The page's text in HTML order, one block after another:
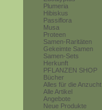
Plumeria
Hibiskus
Passiflora
Musa
Proteen
Samen-Raritäten
Gekeimte Samen
Samen-Sets
Herkunft
PFLANZEN SHOP
Bücher
Alles für die Anzucht
Alle Artikel
Angebote
Neue Produkte